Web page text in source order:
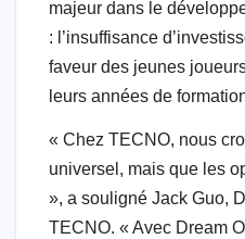
majeur dans le
: l’insuffisance
faveur des jeunes
leurs années de
« Chez TECNO, nous
universel, mais que les
», a souligné Jack Guo,
TECNO. « Avec Dream